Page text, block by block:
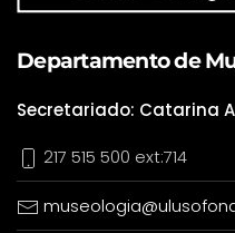
Departamento de
Secretariado: Catarina
217 515 500 ext:714